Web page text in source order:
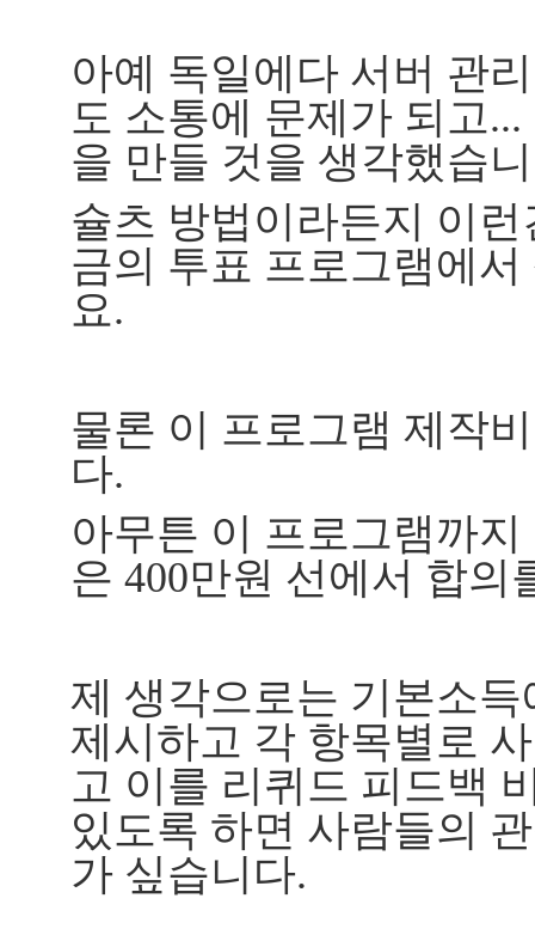
아예 독일에다 서버 관
도 소통에 문제가 되고
을 만들 것을 생각했습
슐츠 방법이라든지 이
금의 투표 프로그램에
요.
물론 이 프로그램 제작
다.
아무튼 이 프로그램까
은 400만원 선에서 합의
제 생각으로는 기본소
제시하고 각 항목별로
고 이를 리퀴드 피드백
있도록 하면 사람들의
가 싶습니다.